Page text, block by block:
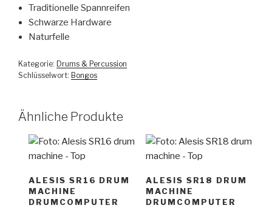
Traditionelle Spannreifen
Schwarze Hardware
Naturfelle
Kategorie: Drums & Percussion
Schlüsselwort: Bongos
Ähnliche Produkte
ALESIS SR16 DRUM
MACHINE
DRUMCOMPUTER
ALESIS SR18 DRUM
MACHINE
DRUMCOMPUTER